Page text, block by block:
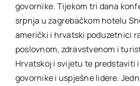
govornike. Tijekom tri dana
srpnja u zagrebačkom hotelu
američki i hrvatski poduzetnici
poslovnom, zdravstvenom i
Hrvatskoj i svijetu te predstaviti
govornike i uspješne lidere.